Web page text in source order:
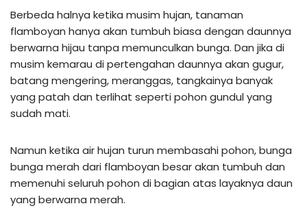
Berbeda halnya ketika musim hujan, tanaman
flamboyan hanya akan tumbuh biasa dengan daunnya
berwarna hijau tanpa memunculkan bunga. Dan jika di
musim kemarau di pertengahan daunnya akan gugur,
batang mengering, meranggas, tangkainya banyak
yang patah dan terlihat seperti pohon gundul yang
sudah mati.
Namun ketika air hujan turun membasahi pohon, bunga
bunga merah dari flamboyan besar akan tumbuh dan
memenuhi seluruh pohon di bagian atas layaknya daun
yang berwarna merah.